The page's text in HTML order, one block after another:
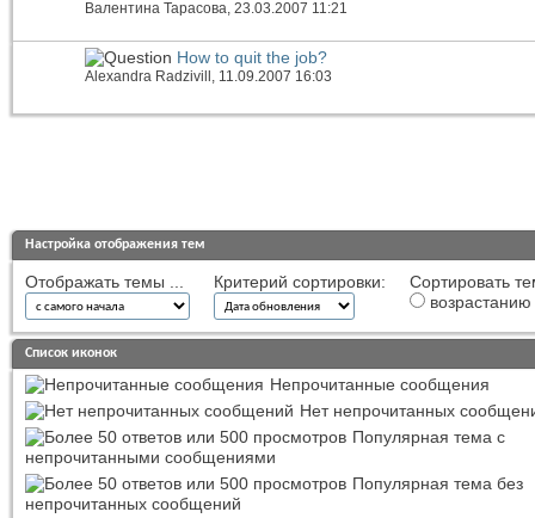
Валентина Тарасова , 23.03.2007 11:21
How to quit the job?
Alexandra Radzivill , 11.09.2007 16:03
Настройка отображения тем
Отображать темы ... Критерий сортировки:
Сортировать
возрастанию
Список иконок
Непрочитанные сообщения
Нет непрочитанных
Популярная тема с
непрочитанными сообщениями
Популярная тема без
непрочитанных сообщений